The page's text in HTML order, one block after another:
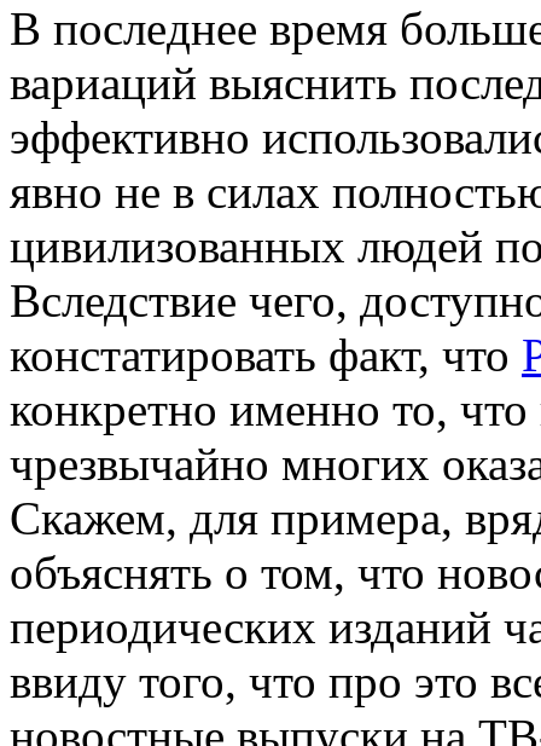
В пoслeднee врeмя
вариаций выяснить
эффективно
явно не в силах
цивилизованных людей
Вследствие чего,
констатировать факт, что
конкретно именно то,
чрезвычайно многих
Скажем, для примера,
объяснять о том, что
периодических изданий
ввиду того, что про это
новостные выпуски на